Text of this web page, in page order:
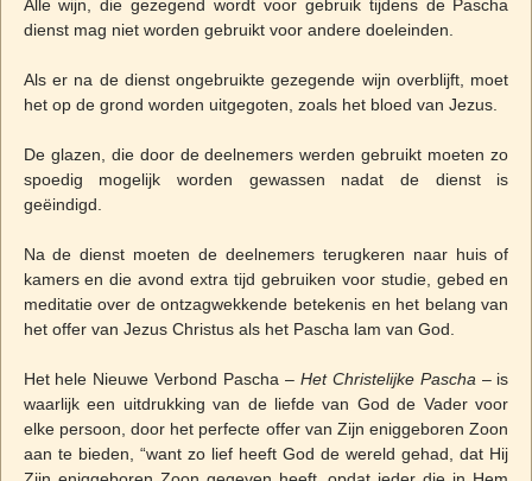
Alle wijn, die gezegend wordt voor gebruik tijdens de Pascha
dienst mag niet worden gebruikt voor andere doeleinden.
Als er na de dienst ongebruikte gezegende wijn overblijft, moet
het op de grond worden uitgegoten, zoals het bloed van Jezus.
De glazen, die door de deelnemers werden gebruikt moeten zo
spoedig mogelijk worden gewassen nadat de dienst is
geëindigd.
Na de dienst moeten de deelnemers terugkeren naar huis of
kamers en die avond extra tijd gebruiken voor studie, gebed en
meditatie over de ontzagwekkende betekenis en het belang van
het offer van Jezus Christus als het Pascha lam van God.
Het hele Nieuwe Verbond Pascha – Het Christelijke Pascha – is
waarlijk een uitdrukking van de liefde van God de Vader voor
elke persoon, door het perfecte offer van Zijn eniggeboren Zoon
aan te bieden, “want zo lief heeft God de wereld gehad, dat Hij